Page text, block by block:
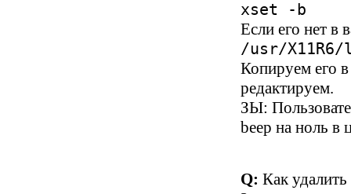
xset -b
Если его нет в
/usr/
Копируем его
редактируем.
ЗЫ:
beep на ноль в
Q:Как